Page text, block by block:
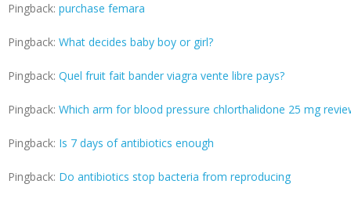
Pingback: purchase femara
Pingback: What decides baby boy or girl?
Pingback: Quel fruit fait bander viagra vente libre pays?
Pingback: Which arm for blood pressure chlorthalidone 25 mg
Pingback: Is 7 days of antibiotics enough
Pingback: Do antibiotics stop bacteria from reproducing